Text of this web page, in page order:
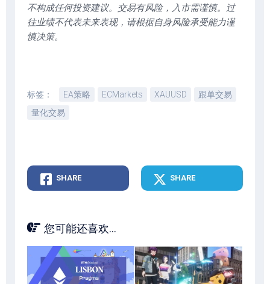
不构成任何投资建议。交易有风险，入市需谨慎。过
往业绩不代表未来表现，请根据自身风险承受能力谨
慎决策。
标签： EA策略 ECMarkets XAUUSD
跟单交易
量化交易
SHARE SHARE
您可能还喜欢...